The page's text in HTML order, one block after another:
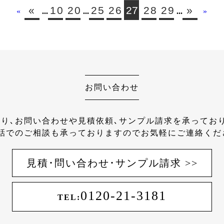
« « ... 10 20 ... 25 26 27 28 29 ... » »
お問い合わせ
､お問い合わせや見積依頼､サンプル請求を承ってお
でのご相談も承っておりますのでお気軽にご連絡くだ
見積･問い合わせ･サンプル請求 >>
TEL: 0120-21-3181